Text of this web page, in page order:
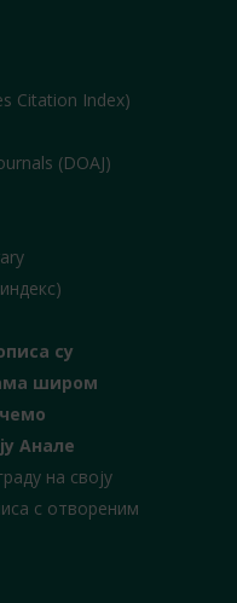
Citation Index)
(DOAJ)
су
широм
Анале
на своју
с отвореним